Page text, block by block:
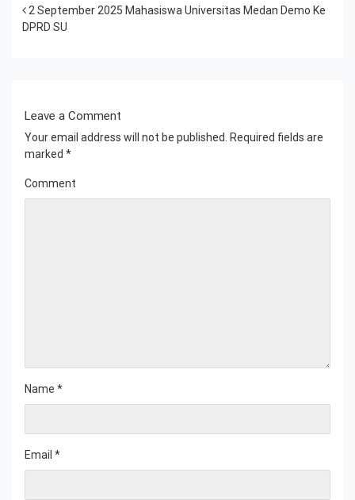
Post navigation
2 September 2025 Mahasiswa Universitas Medan Demo Ke
DPRD SU
Leave a Comment
Your email address will not be published.
Required fields are
marked *
Comment
Name *
Email *